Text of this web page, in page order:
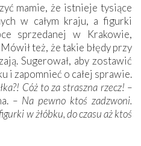
mamie, że istnieje tysiące
w całym kraju, a figurki
sprzedanej w Krakowie,
też, że takie błędy przy
Sugerował, aby zostawić
i zapomnieć o całej sprawie.
Cóż to za straszna rzecz! –
– Na pewno ktoś zadzwoni.
w żłóbku, do czasu aż ktoś